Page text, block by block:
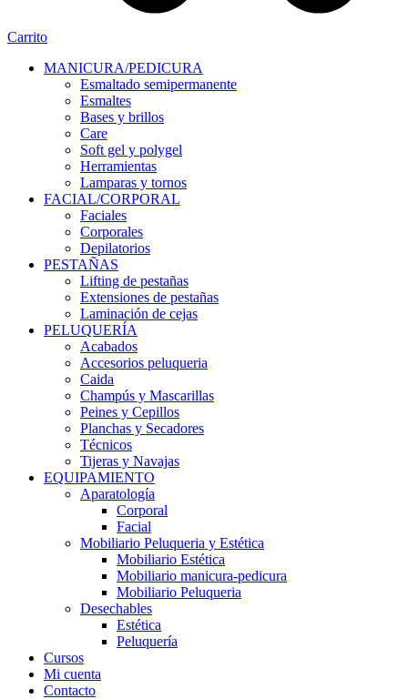
Carrito
MANICURA/PEDICURA
Esmaltado semipermanente
Esmaltes
Bases y brillos
Care
Soft gel y polygel
Herramientas
Lamparas y tornos
FACIAL/CORPORAL
Faciales
Corporales
Depilatorios
PESTAÑAS
Lifting de pestañas
Extensiones de pestañas
Laminación de cejas
PELUQUERÍA
Acabados
Accesorios peluqueria
Caida
Champús y Mascarillas
Peines y Cepillos
Planchas y Secadores
Técnicos
Tijeras y Navajas
EQUIPAMIENTO
Aparatología
Corporal
Facial
Mobiliario Peluqueria y Estética
Mobiliario Estética
Mobiliario manicura-pedicura
Mobiliario Peluqueria
Desechables
Estética
Peluquería
Cursos
Mi cuenta
Contacto